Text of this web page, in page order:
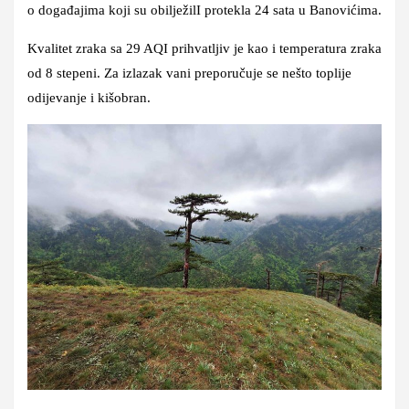
o događajima koji su obilježilI protekla 24 sata u Banovićima.
Kvalitet zraka sa 29 AQI prihvatljiv je kao i temperatura zraka
od 8 stepeni. Za izlazak vani preporučuje se nešto toplije
odijevanje i kišobran.